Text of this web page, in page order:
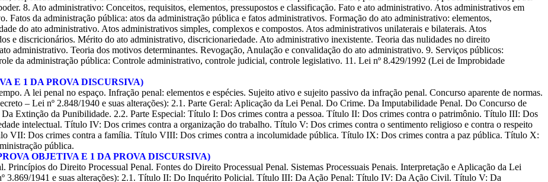
8. Ato administrativo: Conceitos, requisitos, elementos, pressupostos e classificação. Fato e ato administrativo. Atos administrativos em
Fatos da administração pública: atos da administração pública e fatos administrativos. Formação do ato administrativo: elementos,
do ato administrativo. Atos administrativos simples, complexos e compostos. Atos administrativos unilaterais e bilaterais. Atos
e discricionários. Mérito do ato administrativo, discricionariedade. Ato administrativo inexistente. Teoria das nulidades no direito
administrativo. Teoria dos motivos determinantes. Revogação, Anulação e convalidação do ato administrativo. 9. Serviços públicos:
da administração pública: Controle administrativo, controle judicial, controle legislativo. 11. Lei nº 8.429/1992 (Lei de Improbidade
E 1 DA PROVA DISCURSIVA)
A lei penal no espaço. Infração penal: elementos e espécies. Sujeito ativo e sujeito passivo da infração penal. Concurso aparente de normas.
– Lei nº 2.848/1940 e suas alterações): 2.1. Parte Geral: Aplicação da Lei Penal. Do Crime. Da Imputabilidade Penal. Do Concurso de
Da Extinção da Punibilidade. 2.2. Parte Especial: Título I: Dos crimes contra a pessoa. Título II: Dos crimes contra o patrimônio. Título III: Dos
intelectual. Título IV: Dos crimes contra a organização do trabalho. Título V: Dos crimes contra o sentimento religioso e contra o respeito
VII: Dos crimes contra a família. Título VIII: Dos crimes contra a incolumidade pública. Título IX: Dos crimes contra a paz pública. Título X:
pública.
OBJETIVA E 1 DA PROVA DISCURSIVA)
Princípios do Direito Processual Penal. Fontes do Direito Processual Penal. Sistemas Processuais Penais. Interpretação e Aplicação da Lei
3.869/1941 e suas alterações): 2.1. Título II: Do Inquérito Policial. Título III: Da Ação Penal: Título IV: Da Ação Civil. Título V: Da